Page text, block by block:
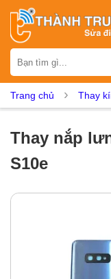
iPhone
Vsmart
Dịch
Thay loa
Thay
Trang chủ Thay
Thay nắp
S10e